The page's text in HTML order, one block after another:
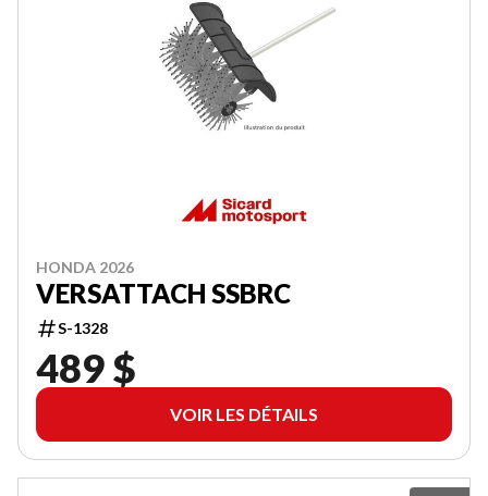
HONDA 2026
VERSATTACH SSBRC
S-1328
489 $
VOIR LES DÉTAILS